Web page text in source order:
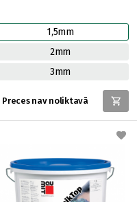
1,5mm
2mm
3mm
Preces nav noliktavā